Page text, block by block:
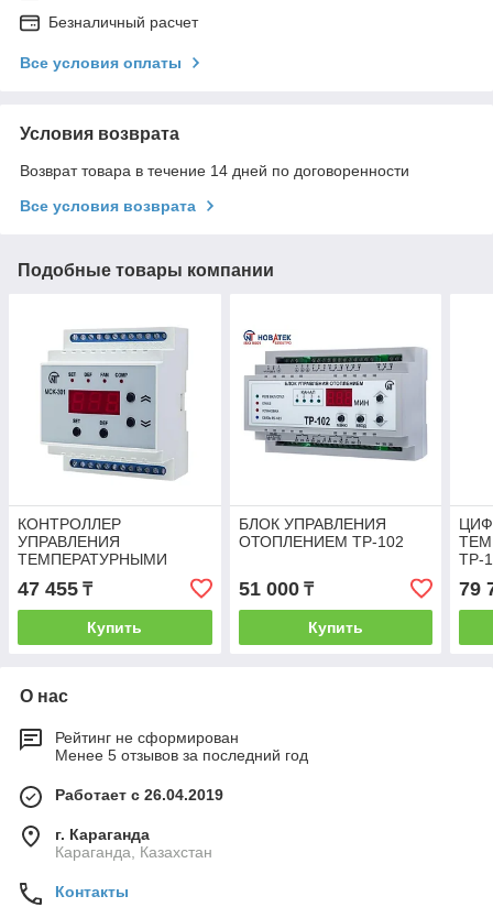
Безналичный расчет
Все условия оплаты
Условия возврата
Возврат товара в течение 14 дней по договоренности
Все условия возврата
Подобные товары компании
КОНТРОЛЛЕР
УПРАВЛЕНИЯ
ТЕМПЕРАТУРНЫМИ
ПРИБОРАМИ МСК-301-3
47 455 ₸
Купить
БЛОК УПРАВЛЕНИЯ
ОТОПЛЕНИЕМ ТР-102
51 000₸
Купить
TР-
79
О нас
Рейтинг не сформирован
Менее 5 отзывов за последний год
Работает с 26.04.2019
г. Караганда
Караганда, Казахстан
Контакты